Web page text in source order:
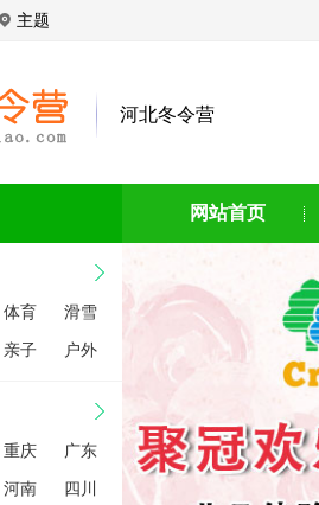
主题
河北冬令营
网站首页
体育
滑雪
亲子 户外
重庆
广东
河南 四川